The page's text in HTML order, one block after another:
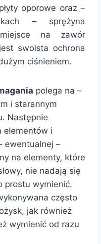
oporowe oraz –
– sprężyna
na zawór
swoista ochrona
ciśnieniem.
polega na –
i starannym
Następnie
elementów i
ewentualnej –
na elementy, które
nie nadają się
prostu wymienić.
często
jak również
wymienić od razu